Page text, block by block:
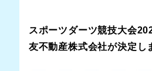
スポーツダーツ競技大会
友不動産株式会社が決定し